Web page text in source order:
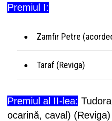
Premiul I:
Zamfir Petre
Taraf (Reviga)
Premiul al II-lea:
ocarină, caval) (Reviga)